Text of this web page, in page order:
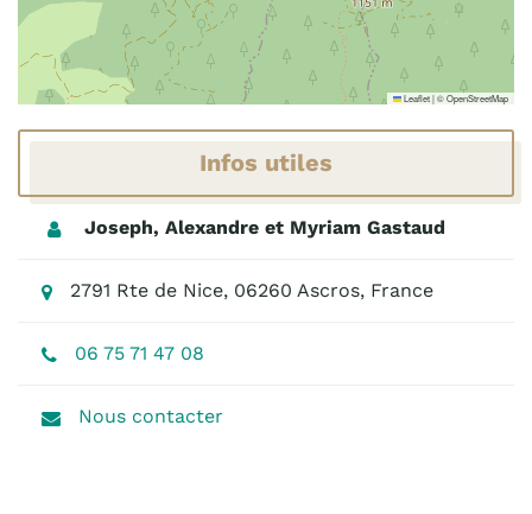
Leaflet|©OpenStreetMap
Infos utiles
Joseph, Alexandre et Myriam Gastaud
2791 Rte de Nice, 06260 Ascros, France
06 75 71 47 08
Nous contacter